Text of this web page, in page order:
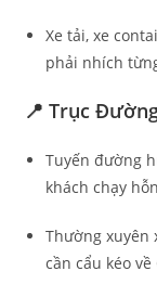
Xe tải, xe
phải nhích
📍 Trục
Tuyến đường
khách chạy
Thường xuyên
cần cẩu kéo về